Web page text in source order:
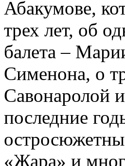
Абакумове,
трех лет, об
балета –
Сименона, о
Савонаролой
последние
«Жара» и